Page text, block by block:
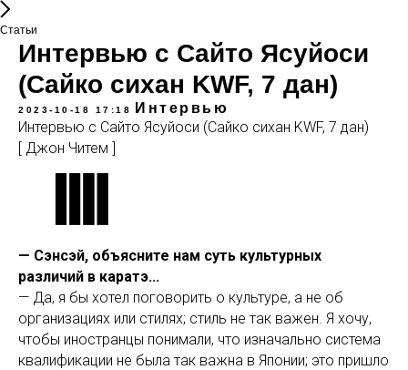
Статьи
Интервью с Сайто Ясуйоси
(Сайко сихан KWF, 7 дан)
2023-10-18 17:18 Интервью
Интервью с Сайто Ясуйоси (Сайко сихан KWF, 7 дан)
[ Джон Читем ]
— Сэнсэй, объясните нам суть культурных
различий в каратэ...
— Да, я бы хотел поговорить о культуре, а не об
организациях или стилях; стиль не так важен. Я хочу,
чтобы иностранцы понимали, что изначально система
квалификации не была так важна в Японии; это пришло